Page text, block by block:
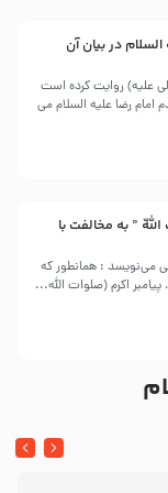
در بیان آن
علیه) روایت کرده است
رضا علیه السلام می
” به مخالفت با
خفاجی مصری عالم بزرگ سنی می‌نویسد : همانطور که
اکرم (صلوات اللّه...